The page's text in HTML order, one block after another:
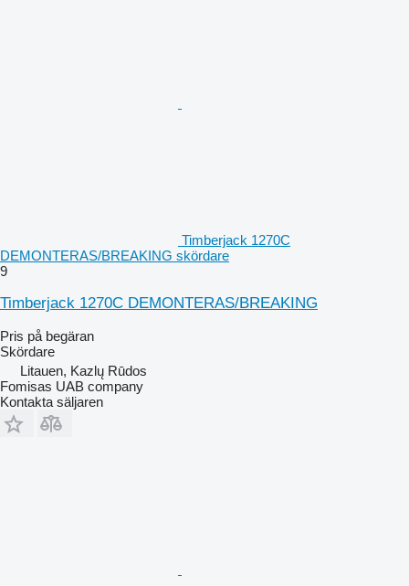
Timberjack 1270C
DEMONTERAS/BREAKING skördare
9
Timberjack 1270C DEMONTERAS/BREAKING
Pris på begäran
Skördare
Litauen, Kazlų Rūdos
Fomisas UAB company
Kontakta säljaren